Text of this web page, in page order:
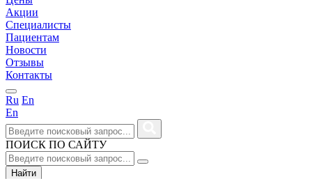
Акции
Специалисты
Пациентам
Новости
Отзывы
Контакты
Ru En
En
ПОИСК ПО САЙТУ
Найти